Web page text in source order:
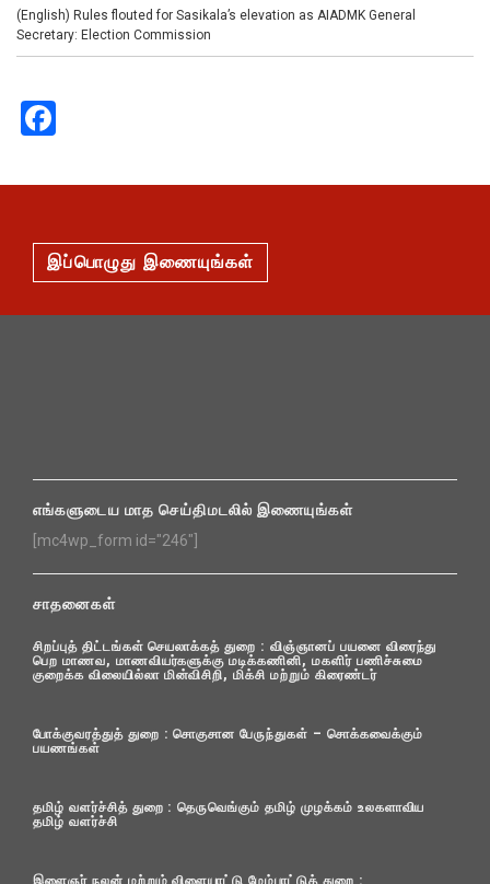
(English) Rules flouted for Sasikala’s elevation as AIADMK General
Secretary: Election Commission
இப்பொழுது இணையுங்கள்
எங்களுடைய மாத செய்திமடலில் இணையுங்கள்
[mc4wp_form id="246"]
சாதனைகள்
சிறப்புத் திட்டங்கள் செயலாக்கத் துறை : விஞ்ஞானப் பயனை விரைந்து
பெற மாணவ, மாணவியர்களுக்கு மடிக்கணினி, மகளிர் பணிச்சுமை
குறைக்க விலையில்லா மின்விசிறி, மிக்சி மற்றும் கிரைண்டர்
போக்குவரத்துத் துறை : சொகுசான பேருந்துகள் – சொக்கவைக்கும்
பயணங்கள்
தமிழ் வளர்ச்சித் துறை : தெருவெங்கும் தமிழ் முழக்கம் உலகளாவிய
தமிழ் வளர்ச்சி
இளைஞர் நலன் மற்றும் விளையாட்டு மேம்பாட்டுத் துறை :